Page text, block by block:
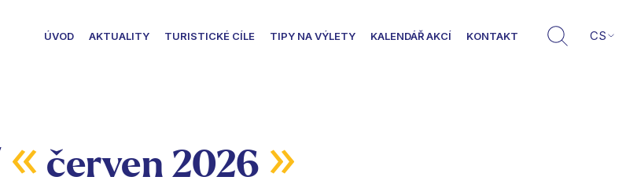
ÚVOD AKTUALITY TURISTICKÉ CÍLE TIPY NA VÝLETY KALENDÁŘ AKCÍ KONTAKT CS
« červen 2026 »